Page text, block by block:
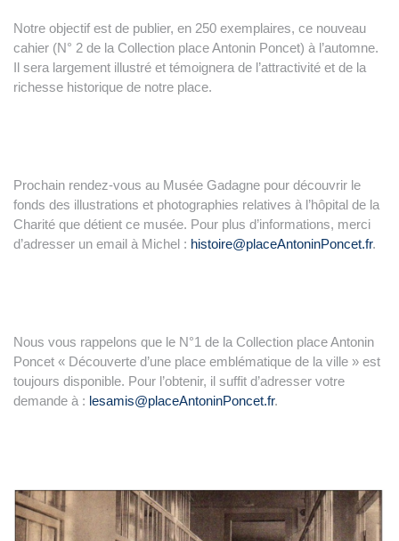
Notre objectif est de publier, en 250 exemplaires, ce nouveau
cahier (N° 2 de la Collection place Antonin Poncet) à l’automne.
Il sera largement illustré et témoignera de l’attractivité et de la
richesse historique de notre place.
Prochain rendez-vous au Musée Gadagne pour découvrir le
fonds des illustrations et photographies relatives à l’hôpital de la
Charité que détient ce musée. Pour plus d’informations, merci
d’adresser un email à Michel : histoire@placeAntoninPoncet.fr.
Nous vous rappelons que le N°1 de la Collection place Antonin
Poncet « Découverte d’une place emblématique de la ville » est
toujours disponible. Pour l’obtenir, il suffit d’adresser votre
demande à : lesamis@placeAntoninPoncet.fr.